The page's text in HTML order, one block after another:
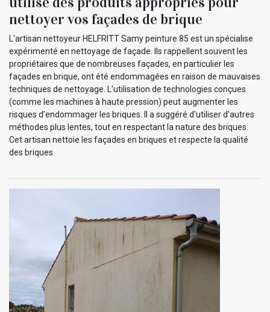
nettoyer vos façades de brique
L'artisan nettoyeur HELFRITT Samy peinture 85 est un spécialise
expérimenté en nettoyage de façade. Ils rappellent souvent les
propriétaires que de nombreuses façades, en particulier les
façades en brique, ont été endommagées en raison de mauvaises
techniques de nettoyage. L'utilisation de technologies conçues
(comme les machines à haute pression) peut augmenter les
risques d’endommager les briques. Il a suggéré d'utiliser d'autres
méthodes plus lentes, tout en respectant la nature des briques.
Cet artisan nettoie les façades en briques et respecte la qualité
des briques.